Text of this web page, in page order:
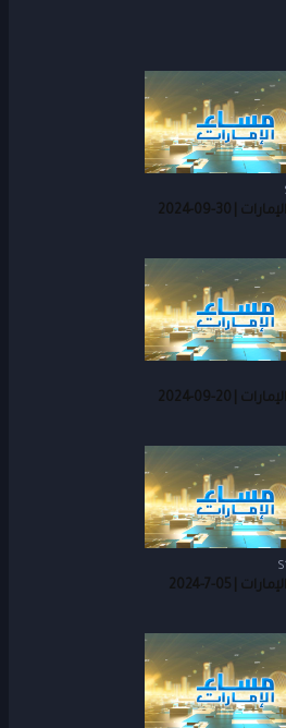
| 30-09-2024
| 20-09-2024
| 05-7-2024